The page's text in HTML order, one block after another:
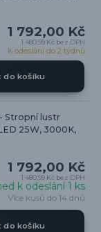
1 792,00 Kč
1 480,99 Kč bez DPH
K odeslání do 2 týdnů
do košíku
Stropní lustr
25W, 3000K,
1 792,00 Kč
1 480,99 Kč bez DPH
k odeslání 1 ks
Více kusů do 14 dnů
do košíku